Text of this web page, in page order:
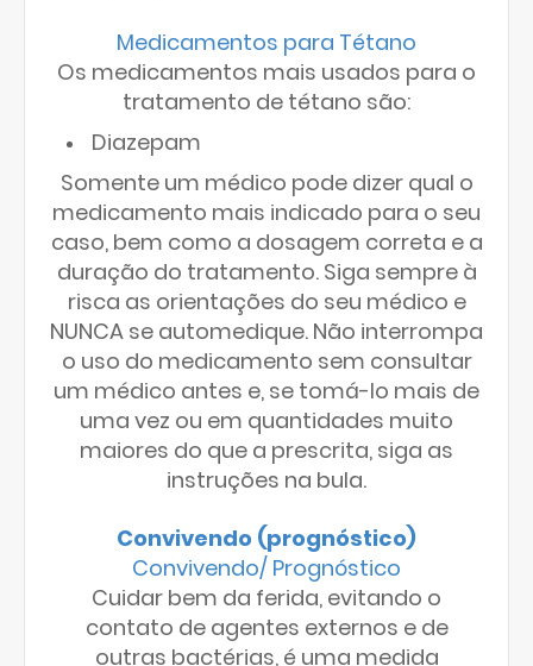
Medicamentos para Tétano
Os medicamentos mais usados para o
tratamento de tétano são:
Diazepam
Somente um médico pode dizer qual o
medicamento mais indicado para o seu
caso, bem como a dosagem correta e a
duração do tratamento. Siga sempre à
risca as orientações do seu médico e
NUNCA se automedique. Não interrompa
o uso do medicamento sem consultar
um médico antes e, se tomá-lo mais de
uma vez ou em quantidades muito
maiores do que a prescrita, siga as
instruções na bula.
Convivendo (prognóstico)
Convivendo/ Prognóstico
Cuidar bem da ferida, evitando o
contato de agentes externos e de
outras bactérias, é uma medida